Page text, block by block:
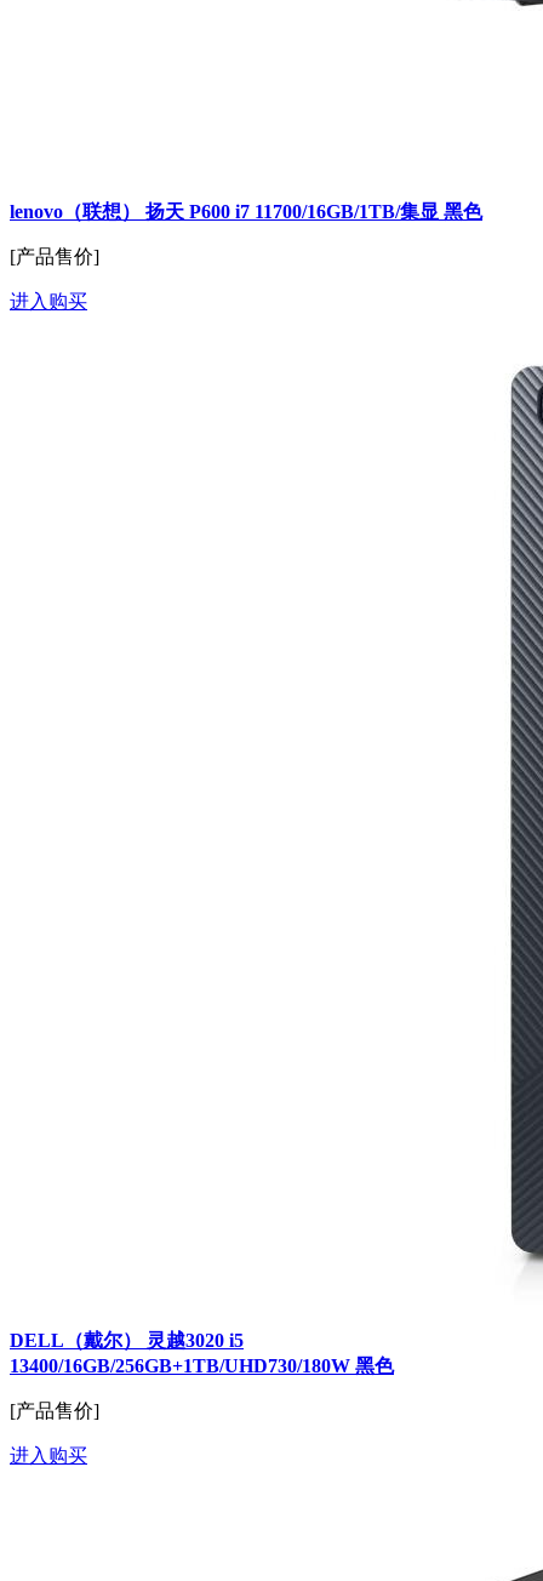
lenovo（联想） 扬天 P600 i7 11700/16GB/1TB/集显 黑色
[产品售价]
进入购买
DELL（戴尔） 灵越3020 i5
13400/16GB/256GB+1TB/UHD730/180W 黑色
[产品售价]
进入购买